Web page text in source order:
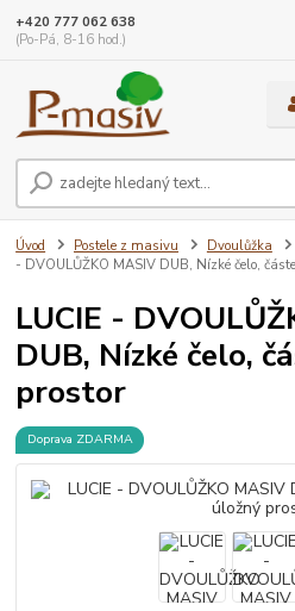
+420 777 062 638
(Po-Pá, 8-16 hod.)
Úvod Postele z masivu Dvoulůžka
- DVOULŮŽKO MASIV DUB, Nízké čelo,
LUCIE -
DUB, Nízké čelo,
prostor
Doprava ZDARMA